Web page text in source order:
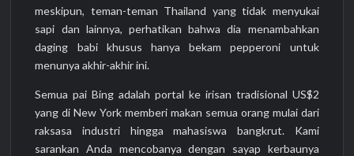
meskipun, teman-teman Thailand yang tidak menyukai
sapi dan lainnya, perhatikan bahwa dia menambahkan
daging babi khusus hanya bekam pepperoni untuk
menunya akhir-akhir ini.
Semua pai Bing adalah portal ke irisan tradisional US$2
yang di New York memberi makan semua orang mulai dari
raksasa industri hingga mahasiswa bangkrut. Kami
sarankan Anda mencobanya dengan sayap kerbaunya